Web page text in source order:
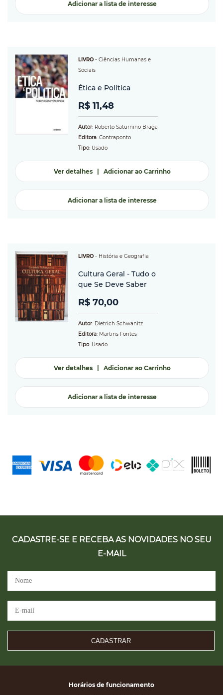
Adicionar a lista de interesse
LIVRO - Ciências Humanas e
Sociais
Ética e Política
R$ 11,48
Autor: Roberto Saturnino Braga
Editora: Contraponto
Tipo: Usado
Ver detalhes| Adicionar ao Carrinho
Adicionar a lista de interesse
LIVRO - História e Geografia
Cultura Geral - Tudo o
que Se Deve Saber
R$ 70,00
Autor: Dietrich Schwanitz
Editora: Martins Fontes
Tipo: Usado
Ver detalhes| Adicionar ao Carrinho
Adicionar a lista de interesse
CADASTRE-SE E RECEBA AS NOVIDADES NO SEU
E-MAIL
CADASTRAR
Horários de funcionamento